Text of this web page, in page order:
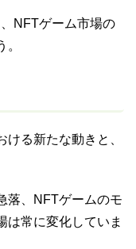
NFTゲーム市場の
る新たな動きと、
落、NFTゲームのモ
は常に変化していま